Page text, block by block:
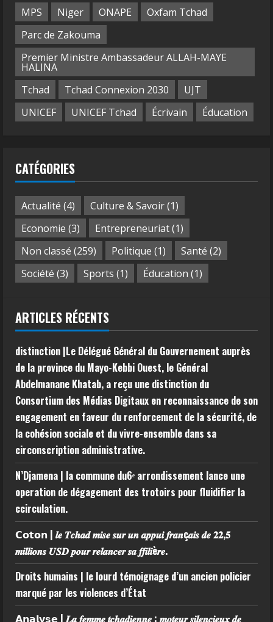
MPS
Niger ONAPE
Oxfam Tchad
Parc de Zakouma
Premier Ministre Ambassadeur ALLAH-MAYE
HALINA
Tchad
Tchad Connexion 2030
UJT
UNICEF
UNICEF Tchad Écrivain Éducation
CATÉGORIES
Actualité (4) Culture & Savoir(1)
Economie (3) Entrepreneuriat(1)
Non classé (259) Politique (1) Santé (2)
Société (3) Sports (1) Éducation (1)
ARTICLES RÉCENTS
distinction |Le Délégué Général du Gouvernement auprès
de la province du Mayo-Kebbi Ouest, le Général
Abdelmanane Khatab, a reçu une distinction du
Consortium des Médias Digitaux en reconnaissance de son
engagement en faveur du renforcement de la sécurité, de
la cohésion sociale et du vivre-ensemble dans sa
circonscription administrative.
N’Djamena | la commune du6ᵉ arrondissement lance une
operation de dégagement des trotoirs pour fluidifier la
ccirculation.
𝗖𝗼𝘁𝗼𝗻 | 𝒍𝒆 𝑻𝒄𝒉𝒂𝒅 𝒎𝒊𝒔𝒆 𝒔𝒖𝒓 𝒖𝒏 𝒂𝒑𝒑𝒖𝒊 𝒇𝒓𝒂𝒏ç𝒂𝒊𝒔 𝒅𝒆 𝟐𝟐,𝟓
𝒎𝒊𝒍𝒍𝒊𝒐𝒏𝒔 𝑼𝑺𝑫 𝒑𝒐𝒖𝒓 𝒓𝒆𝒍𝒂𝒏𝒄𝒆𝒓 𝒔𝒂 𝒇𝒇𝒊𝒍𝒊è𝒓𝒆.
Droits humains | le lourd témoignage d’un ancien policier
marqué par les violences d’État
𝗔𝗻𝗮𝗹𝘆𝘀𝗲 | 𝑳𝒂 𝒇𝒆𝒎𝒎𝒆 𝒕𝒄𝒉𝒂𝒅𝒊𝒆𝒏𝒏𝒆 : 𝒎𝒐𝒕𝒆𝒖𝒓 𝒔𝒊𝒍𝒆𝒏𝒄𝒊𝒆𝒖𝒙 𝒅𝒆